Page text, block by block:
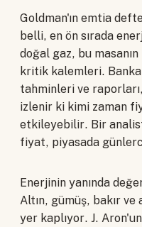
Goldman'ın emtia
belli, en ön sırada
doğal gaz, bu
kritik kalemleri.
tahminleri ve
izlenir ki kimi zaman
etkileyebilir. Bir
fiyat, piyasada
Enerjinin yanında
Altın, gümüş, bakır
yer kaplıyor. J.